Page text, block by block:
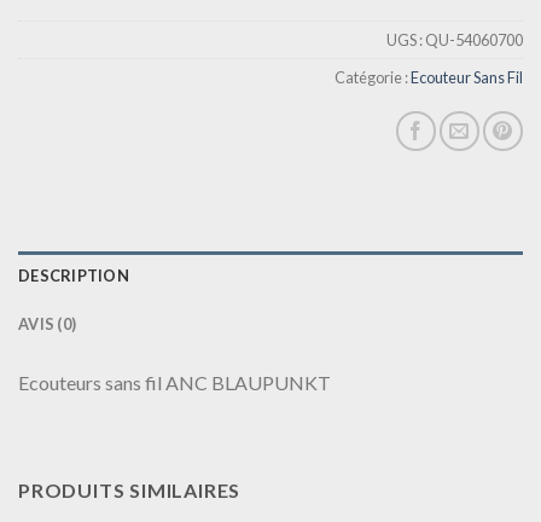
UGS :QU-54060700
Catégorie :Ecouteur Sans Fil
DESCRIPTION
AVIS (0)
Ecouteurs sans fil ANC BLAUPUNKT
PRODUITS SIMILAIRES